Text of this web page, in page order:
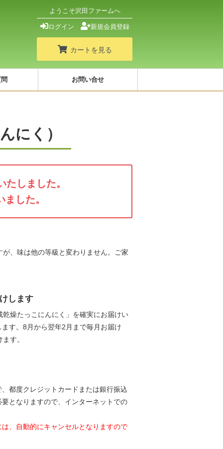
ようこそ沢田ファームへ
ログイン 新規会員登録
カートを見る
お問い合せ
にく）
しました。
した。
、味は他の等級と変わりません。ご家
します
燥たっこにんにく」を確実にお届けい
す。8月から翌年2月まで毎月お届け
す。
都度クレジットカードまたは銀行振込
となりますので、インターネットでの
、自動的にキャンセルとなりますので